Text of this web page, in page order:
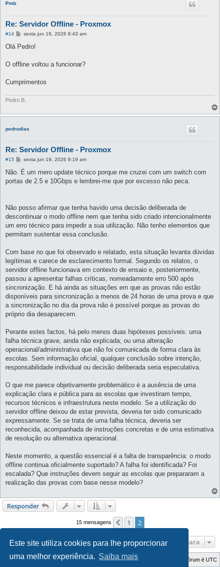
Este site utiliza cookies para lhe proporcionar
uma melhor experiência. Saiba mais
Pmb
Re: Servidor Offline - Proxmox
#14
M
n
g
sexta jun 19, 2026 8:43 am
Olá Pedro!
O offline voltou a funcionar?
Cumprimentos
Pedro B.
pedrodias
Re: Servidor Offline - Proxmox
#15
M
n
a
sexta jun 19, 2026 9:19 am
Não. É um mero update técnico porque me cruzei com um switch com
portas de 2.5 e 10Gbps e lembrei-me que por excesso não peca.
Não posso afirmar que tenha havido uma decisão deliberada de
descontinuar o modo offline nem que tenha sido criado intencionalmente
um erro técnico para impedir a sua utilização. Não tenho elementos que
permitam sustentar essa conclusão.
Com base no que foi observado e relatado, esta situação levanta dúvidas
legítimas e carece de esclarecimento formal. Segundo os relatos, o
servidor offline funcionava em contexto de ensaio e, posteriormente,
passou a apresentar falhas críticas, nomeadamente erro 500 após
sincronização. E há ainda as situações em que as provas não estão
disponíveis para sincronização a menos de 24 horas de uma prova e que
a sincronização no dia da prova não é possível porque as provas do
próprio dia desaparecem.
Perante estes factos, há pelo menos duas hipóteses possíveis: uma
falha técnica grave, ainda não explicada; ou uma alteração
operacional/administrativa que não foi comunicada de forma clara às
escolas. Sem informação oficial, qualquer conclusão sobre intenção,
responsabilidade individual ou decisão deliberada seria especulativa.
O que me parece objetivamente problemático é a ausência de uma
explicação clara e pública para as escolas que investiram tempo,
recursos técnicos e infraestrutura neste modelo. Se a utilização do
servidor offline deixou de estar prevista, deveria ter sido comunicado
expressamente. Se se trata de uma falha técnica, deveria ser
reconhecida, acompanhada de instruções concretas e de uma estimativa
de resolução ou alternativa operacional.
Neste momento, a questão essencial é a falta de transparência: o modo
offline continua oficialmente suportado? A falha foi identificada? Foi
escalada? Que instruções devem seguir as escolas que prepararam a
realização das provas com base nesse modelo?
Responder
15 mensagens Anterior
1 2
Ir para
Índice do Fórum O Fuso Horário do Fórum é UTC